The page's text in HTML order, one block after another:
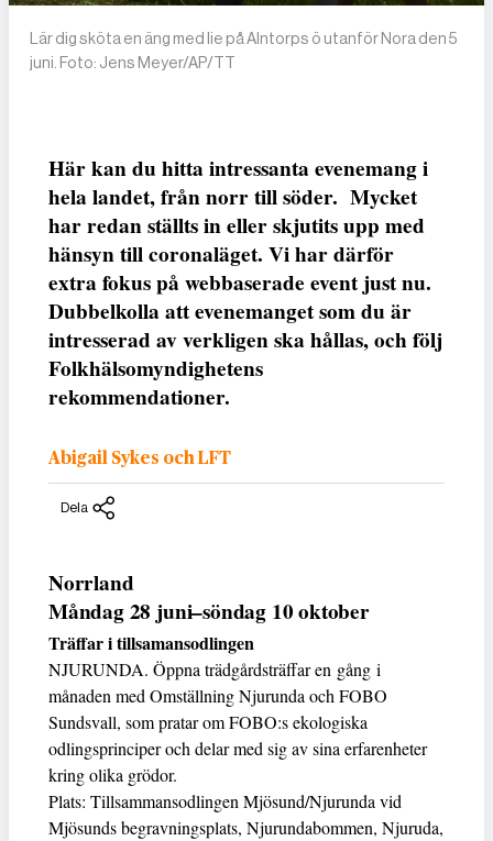
Lär dig sköta en äng med lie på Alntorps ö utanför Nora den 5
juni. Foto: Jens Meyer/AP/TT
Här kan du hitta intressanta evenemang i
hela landet, från norr till söder. Mycket
har redan ställts in eller skjutits upp med
hänsyn till coronaläget. Vi har därför
extra fokus på webbaserade event just nu.
Dubbelkolla att evenemanget som du är
intresserad av verkligen ska hållas, och följ
Folkhälsomyndighetens
rekommendationer.
Abigail Sykes och LFT
Dela
Norrland
Måndag 28 juni–söndag 10 oktober
Träffar i tillsamansodlingen
NJURUNDA. Öppna trädgårdsträffar en gång i
månaden med Omställning Njurunda och FOBO
Sundsvall, som pratar om FOBO:s ekologiska
odlingsprinciper och delar med sig av sina erfarenheter
kring olika grödor.
Plats: Tillsammansodlingen Mjösund/Njurunda vid
Mjösunds begravningsplats, Njurundabommen, Njuruda,